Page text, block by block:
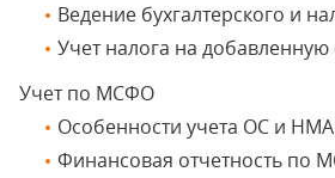
Ведение бухгалтерского и
Учет налога на добавленную
Учет по МСФО
Особенности учета ОС и
Финансовая отчетность по